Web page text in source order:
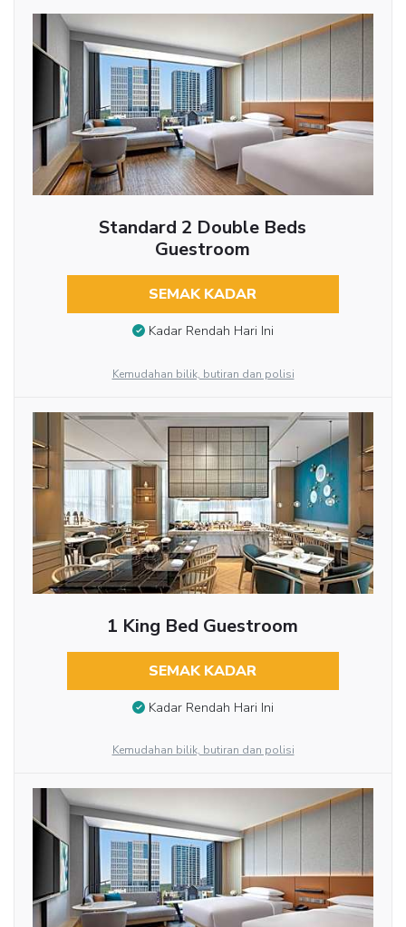
Standard 2 Double Beds
Guestroom
SEMAK KADAR
Kadar Rendah Hari Ini
Kemudahan bilik, butiran dan polisi
1 King Bed Guestroom
SEMAK KADAR
Kadar Rendah Hari Ini
Kemudahan bilik, butiran dan polisi